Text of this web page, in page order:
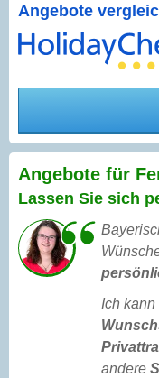
Angebote
Angebote für
Lassen Sie sich
Ich
andere